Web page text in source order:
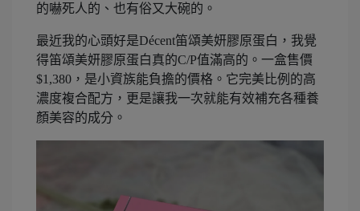
的嚇死人的、也有俗又大碗的。
最近我的心頭好是Décent笛頌美妍膠原蛋白，我覺
得笛頌美妍膠原蛋白真的C/P值滿高的。一盒售價
$1,380，是小資族能負擔的價格。它完美比例的高
濃度複合配方，更是讓我一次就能有效補充各種養
顏美容的成分。